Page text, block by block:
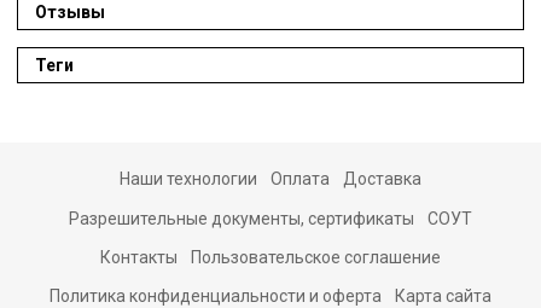
Отзывы
Теги
Наши технологии Оплата Доставка
Разрешительные документы, сертификаты СОУТ
Контакты Пользовательское соглашение
Политика конфиденциальности и оферта Карта сайта